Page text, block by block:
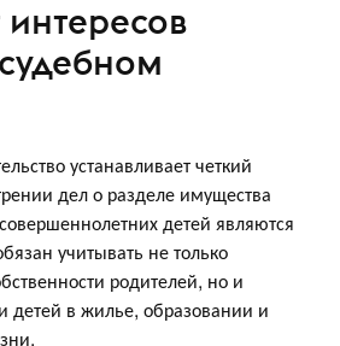
устанавливает четкий
дел о разделе имущества
детей являются
учитывать не только
родителей, но и
детей в жилье, образовании и